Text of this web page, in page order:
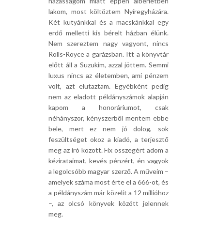
lakom, most költöztem Nyíregyházára.
Két kutyánkkal és a macskánkkal egy
erdő melletti kis bérelt házban élünk.
Nem szereztem nagy vagyont, nincs
Rolls-Royce a garázsban. Itt a könyvtár
előtt áll a Suzukim, azzal jöttem. Semmi
luxus nincs az életemben, ami pénzem
volt, azt elutaztam. Egyébként pedig
nem az eladott példányszámok alapján
kapom a honoráriumot, csak
néhányszor, kényszerből mentem ebbe
bele, mert ez nem jó dolog, sok
feszültséget okoz a kiadó, a terjesztő
meg az író között. Fix összegért adom a
kézirataimat, kevés pénzért, én vagyok
a legolcsóbb magyar szerző. A műveim –
amelyek száma most érte el a 666-ot, és
a példányszám már közelít a 12 millióhoz
–, az olcsó könyvek között jelennek
meg.